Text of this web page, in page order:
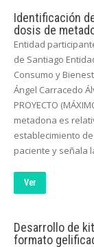
Identificación
dosis de
Entidad
de Santiago
Consumo y
Ángel Carracedo
PROYECTO
metadona es
establecimiento
paciente y señala
Ver
Desarrollo de
formato